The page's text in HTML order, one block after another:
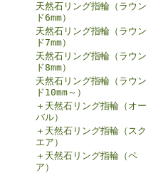
天然石リング指輪（ラウン
ド6mm）
天然石リング指輪（ラウン
ド7mm）
天然石リング指輪（ラウン
ド8mm）
天然石リング指輪（ラウン
ド10mm～）
＋天然石リング指輪（オー
バル）
＋天然石リング指輪（スク
エア）
＋天然石リング指輪（ペ
ア）